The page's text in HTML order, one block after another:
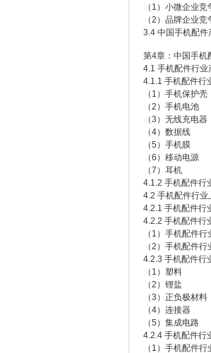
（1）小微企业竞
（2）品牌企业竞
3.4 中国手机配
第4章：中国手机
4.1 手机配件行业
4.1.1 手机配件行
（1）手机保护壳
（2）手机电池
（3）无线充电器
（4）数据线
（5）手机膜
（6）移动电源
（7）耳机
4.1.2 手机配件行
4.2 手机配件行业
4.2.1 手机配件行
4.2.2 手机配件行
（1）手机配件
（2）手机配件
4.2.3 手机配件行
（1）塑料
（2）锂盐
（3）正负极材料
（4）连接器
（5）集成电路
4.2.4 手机配件行
（1）手机配件